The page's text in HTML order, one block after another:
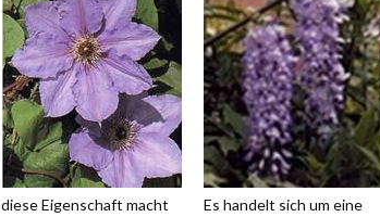
diese Eigenschaft macht
Es handelt sich um eine